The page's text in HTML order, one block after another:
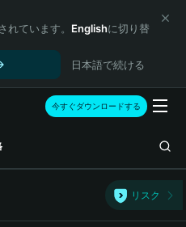
れています。 Englishに切り替
日本語で続ける
今すぐダウンロードする
リスク